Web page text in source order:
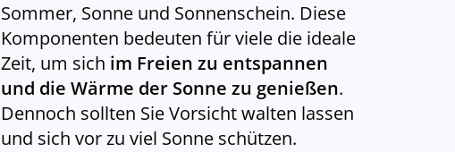
Sommer, Sonne und Sonnenschein. Diese
Komponenten bedeuten für viele die ideale
Zeit, um sich im Freien zu entspannen
und die Wärme der Sonne zu genießen.
Dennoch sollten Sie Vorsicht walten lassen
und sich vor zu viel Sonne schützen.